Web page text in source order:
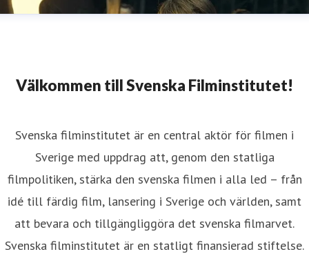
Välkommen till Svenska Filminstitutet!
Svenska filminstitutet är en central aktör för filmen i
Sverige med uppdrag att, genom den statliga
filmpolitiken, stärka den svenska filmen i alla led – från
idé till färdig film, lansering i Sverige och världen, samt
att bevara och tillgängliggöra det svenska filmarvet.
Svenska filminstitutet är en statligt finansierad stiftelse.